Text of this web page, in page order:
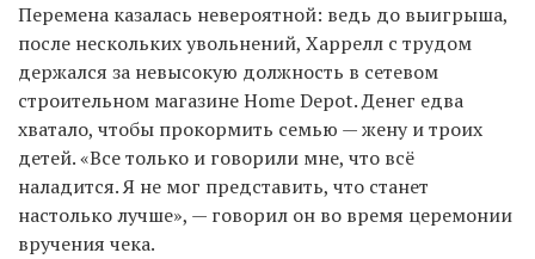
Перемена казалась невероятной: ведь до выигрыша,
после нескольких увольнений, Харрелл с трудом
держался за невысокую должность в сетевом
строительном магазине Home Depot. Денег едва
хватало, чтобы прокормить семью — жену и троих
детей. «Все только и говорили мне, что всё
наладится. Я не мог представить, что станет
настолько лучше», — говорил он во время церемонии
вручения чека.